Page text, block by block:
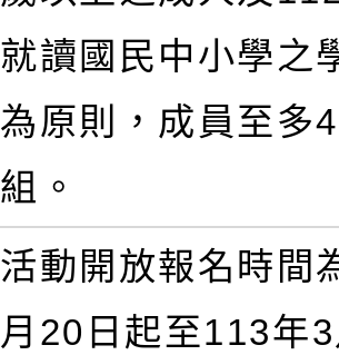
就讀國民中小學之
為原則，成員至多
組。
活動開放報名時間
月20日起至113年